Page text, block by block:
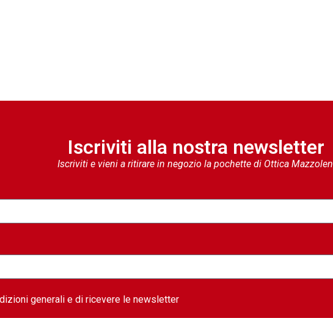
Iscriviti alla nostra newsletter
Iscriviti e vieni a ritirare in negozio la pochette di Ottica
generali e di ricevere le newsletter